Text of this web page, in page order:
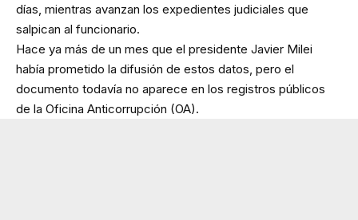
días, mientras avanzan los expedientes judiciales que
salpican al funcionario.
Hace ya más de un mes que el presidente Javier Milei
había prometido la difusión de estos datos, pero el
documento todavía no aparece en los registros públicos
de la Oficina Anticorrupción (OA).